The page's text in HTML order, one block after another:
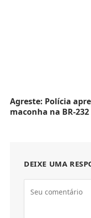
Agreste: Polícia
maconha na BR-232
DEIXE UMA